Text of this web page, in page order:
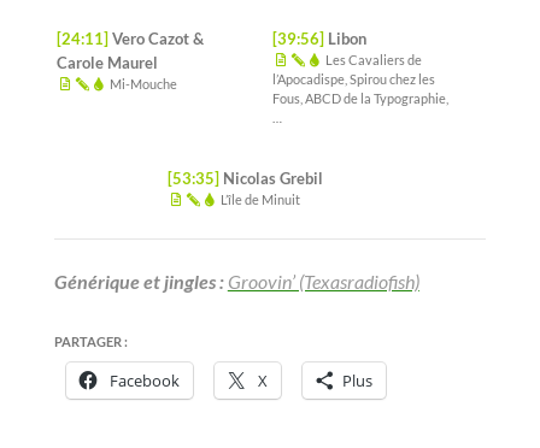
[24:11] Vero Cazot &
Carole Maurel
Mi-Mouche
[39:56] Libon
Les Cavaliers de
l’Apocadispe, Spirou chez les
Fous, ABCD de la Typographie,
[53:35] Nicolas Grebil
L’île de Minuit
Générique et jingles : Groovin’ (Texasradiofish)
PARTAGER :
Facebook X Plus